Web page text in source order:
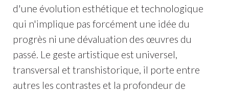
d'une évolution esthétique et technologique
qui n'implique pas forcément une idée du
progrès ni une dévaluation des œuvres du
passé. Le geste artistique est universel,
transversal et transhistorique, il porte entre
autres les contrastes et la profondeur de